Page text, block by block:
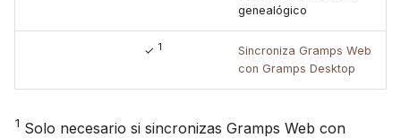
genealógico
✓ 1
Sincroniza Gramps Web
con Gramps Desktop
1 Solo necesario si sincronizas Gramps Web con